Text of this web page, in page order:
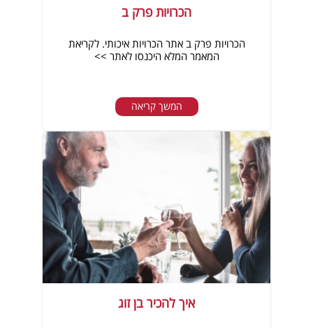
הכרויות פרק ב
הכרויות פרק ב אתר הכרויות איכותי. לקריאת
המאמר המלא היכנסו לאתר >>
המשך קריאה
איך להכיר בן זוג